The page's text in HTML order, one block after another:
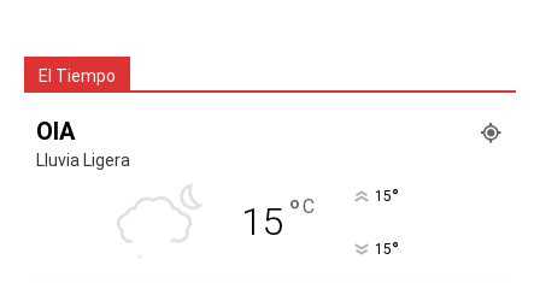
El Tiempo
OIA
Lluvia Ligera
15 °C 15°
15°